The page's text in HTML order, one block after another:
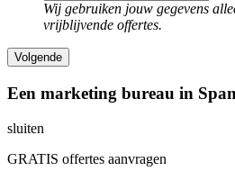
Wij gebruiken jouw gegevens
vrijblijvende offertes.
Een marketing bureau in
sluiten
GRATIS offertes aanvragen